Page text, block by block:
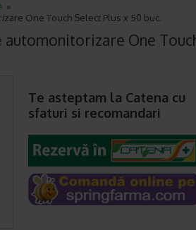
One Touch Select Plus x 50 buc.
One
Te asteptam la Catena cu
sfaturi si recomandari